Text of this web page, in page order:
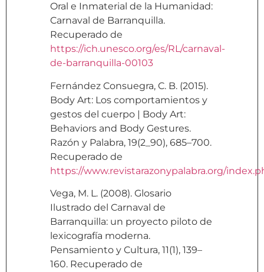
Oral e Inmaterial de la Humanidad:
Carnaval de Barranquilla.
Recuperado de
https://ich.unesco.org/es/RL/carnaval-
de-barranquilla-00103
Fernández Consuegra, C. B. (2015).
Body Art: Los comportamientos y
gestos del cuerpo | Body Art:
Behaviors and Body Gestures.
Razón y Palabra, 19(2_90), 685–700.
Recuperado de
https://www.revistarazonypalabra.org/
Vega, M. L. (2008). Glosario
Ilustrado del Carnaval de
Barranquilla: un proyecto piloto de
lexicografía moderna.
Pensamiento y Cultura, 11(1), 139–
160. Recuperado de